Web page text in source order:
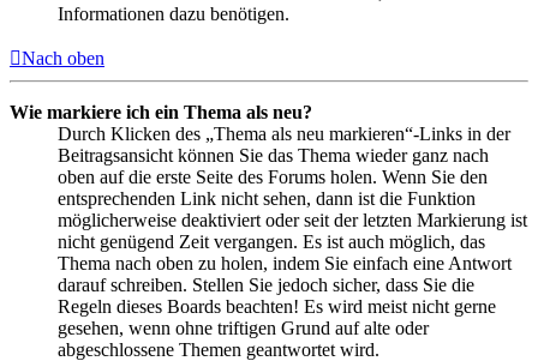
Informationen dazu benötigen.
Nach oben
Wie markiere ich ein Thema als neu?
Durch Klicken des „Thema als neu markieren“-Links in der
Beitragsansicht können Sie das Thema wieder ganz nach
oben auf die erste Seite des Forums holen. Wenn Sie den
entsprechenden Link nicht sehen, dann ist die Funktion
möglicherweise deaktiviert oder seit der letzten Markierung ist
nicht genügend Zeit vergangen. Es ist auch möglich, das
Thema nach oben zu holen, indem Sie einfach eine Antwort
darauf schreiben. Stellen Sie jedoch sicher, dass Sie die
Regeln dieses Boards beachten! Es wird meist nicht gerne
gesehen, wenn ohne triftigen Grund auf alte oder
abgeschlossene Themen geantwortet wird.